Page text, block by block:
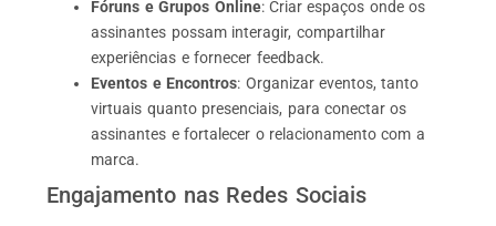
Fóruns e Grupos Online: Criar espaços onde os
assinantes possam interagir, compartilhar
experiências e fornecer feedback.
Eventos e Encontros: Organizar eventos, tanto
virtuais quanto presenciais, para conectar os
assinantes e fortalecer o relacionamento com a
marca.
Engajamento nas Redes Sociais